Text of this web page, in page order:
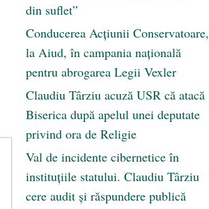
din suflet”
Conducerea Acțiunii Conservatoare,
la Aiud, în campania națională
pentru abrogarea Legii Vexler
Claudiu Târziu acuză USR că atacă
Biserica după apelul unei deputate
privind ora de Religie
Val de incidente cibernetice în
instituțiile statului. Claudiu Târziu
cere audit și răspundere publică